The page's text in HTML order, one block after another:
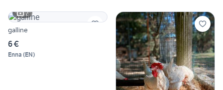
2
galline
6 €
Enna (EN)